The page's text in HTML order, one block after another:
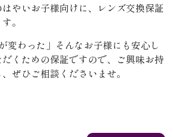
やいお子様向けに、レンズ交換保証
。
変わった」そんなお子様にも安心し
くための保証ですので、ご興味お持
ぜひご相談くださいませ。